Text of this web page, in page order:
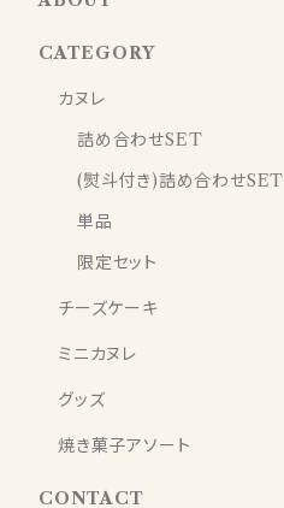
CATEGORY
カヌレ
詰め合わせSET
(熨斗付き)詰め合わせSET
単品
限定セット
チーズケーキ
ミニカヌレ
グッズ
焼き菓子アソート
CONTACT